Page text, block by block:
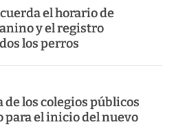
el horario de
y el registro
los perros
de los colegios públicos
para el inicio del nuevo